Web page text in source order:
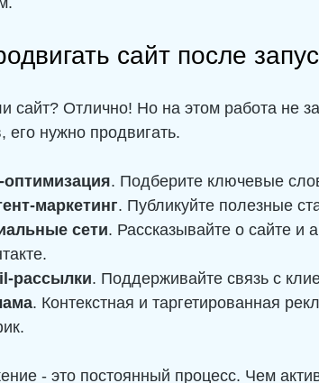
сайт после
сайт? Отлично! Но на этом работа не
его нужно продвигать.
оптимизация. Подберите ключевые
маркетинг. Публикуйте полезные
сети. Рассказывайте о сайте и
рассылки. Поддерживайте связь с
. Контекстная и таргетированная
- это постоянный процесс. Чем